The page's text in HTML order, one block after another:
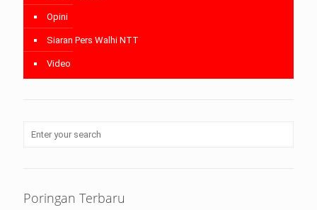
Opini
Siaran Pers Walhi NTT
Video
Poringan Terbaru